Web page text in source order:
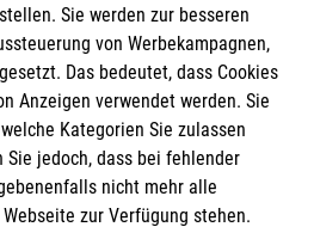
Sie werden zur besseren
von Werbekampagnen,
Das bedeutet, dass Cookies
Anzeigen verwendet werden. Sie
Kategorien Sie zulassen
Sie jedoch, dass bei fehlender
nicht mehr alle
zur Verfügung stehen.